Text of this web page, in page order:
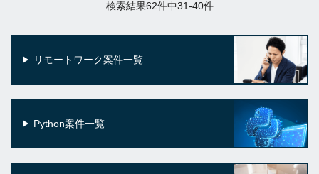
検索結果62件中31-40件
リモートワーク案件一覧
Python案件一覧